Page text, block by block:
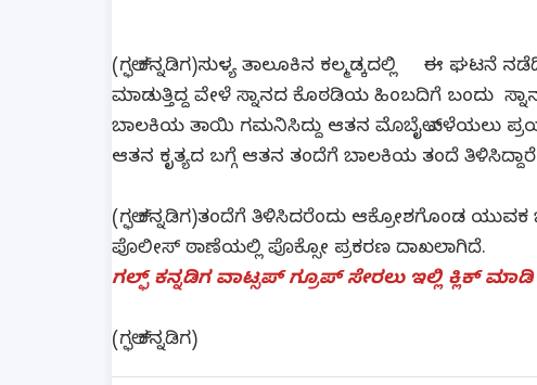
(ಗಲ್ಫ್ ಕನ್ನಡಿಗ)ಸುಳ್ಯ ತಾಲೂಕಿನ ಕಲ್ಮಡ್ಕದಲ್ಲಿ ಈ ಘಟನೆ
ಮಾಡುತ್ತಿದ್ದ ವೇಳೆ ಸ್ನಾನದ ಕೊಠಡಿಯ ಹಿಂಬದಿಗೆ ಬಂದು
ಬಾಲಕಿಯ ತಾಯಿ ಗಮನಿಸಿದ್ದು ಆತನ ಮೊಬೈಲ್ ಎಳೆಯಲು
ಆತನ ಕೃತ್ಯದ ಬಗ್ಗೆ ಆತನ ತಂದೆಗೆ ಬಾಲಕಿಯ ತಂದೆ
(ಗಲ್ಫ್ ಕನ್ನಡಿಗ)ತಂದೆಗೆ ತಿಳಿಸಿದರೆಂದು ಆಕ್ರೋಶಗೊಂಡ
ಪೊಲೀಸ್ ಠಾಣೆಯಲ್ಲಿ ಪೊಕ್ಸೋ ಪ್ರಕರಣ ದಾಖಲಾಗಿದೆ.
ಗಲ್ಫ್ ಕನ್ನಡಿಗ ವಾಟ್ಸಪ್ ಗ್ರೂಪ್ ಸೇರಲು ಇಲ್ಲಿ ಕ್ಲಿಕ್ ಮಾಡಿ
(ಗಲ್ಫ್ ಕನ್ನಡಿಗ)